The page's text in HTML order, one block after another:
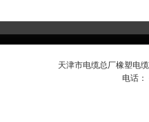
天津市电缆总厂橡塑电
电话